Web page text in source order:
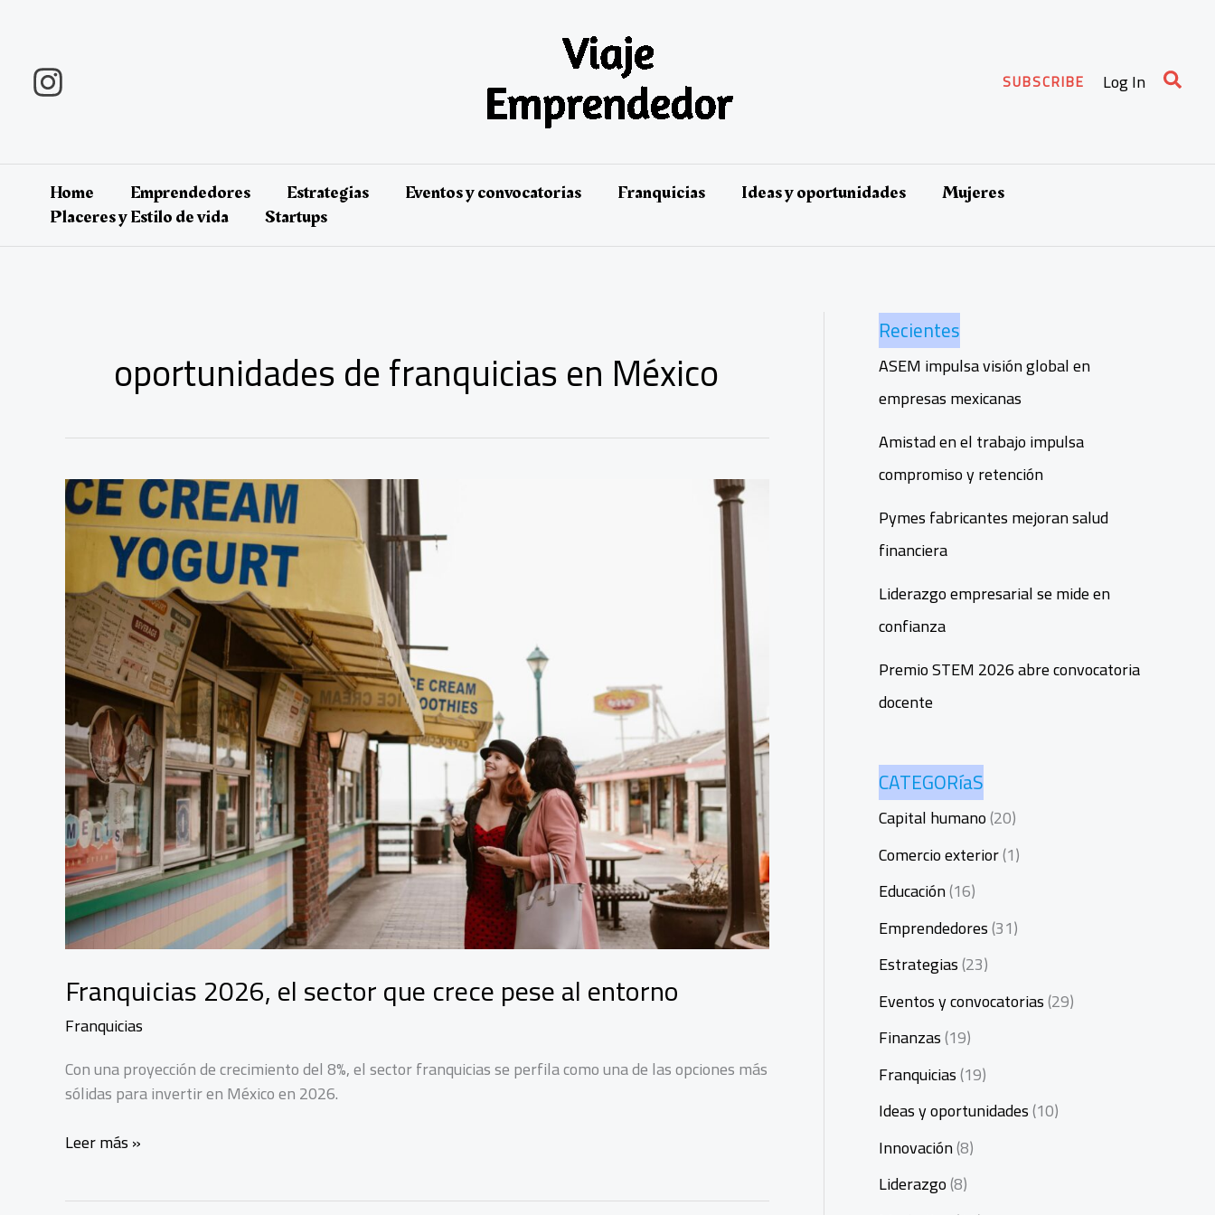
contenido
SUBSCRIBE Log In
Home Emprendedores Estrategias Eventos y convocatorias Franquicias Ideas y oportunidades
Mujeres
Placeres y Estilo de vida
Startups
oportunidades de franquicias en México
Franquicias 2026, el sector que crece pese al entorno
Franquicias
Con una proyección de crecimiento del 8%, el sector franquicias se perfila como una de las opciones más
sólidas para invertir en México en 2026.
Franquicias
Leer más »
Recientes
ASEM impulsa visión global en
empresas mexicanas
Amistad en el trabajo impulsa
compromiso y retención
Pymes fabricantes mejoran salud
financiera
Liderazgo empresarial se mide en
confianza
Premio STEM 2026 abre convocatoria
docente
CATEGORíaS
Capital humano(20)
Comercio exterior(1)
Educación(16)
Emprendedores(31)
Estrategias(23)
Eventos y convocatorias(29)
Finanzas(19)
Franquicias(19)
Ideas y oportunidades(10)
Innovación(8)
Liderazgo(8)